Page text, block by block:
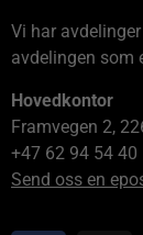
Vi har
avdelingen som
Hovedkontor
Framvegen 2,
+47 62 94 54 40
Send oss en